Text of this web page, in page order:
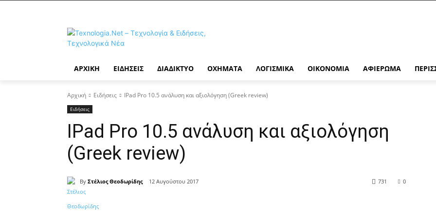
ΑΡΧΙΚΉ ΕΙΔΉΣΕΙΣ ΔΙΑΔΊΚΤΥΟ ΟΧΉΜΑΤΑ ΛΟΓΙΣΜΙΚΆ ΟΙΚΟΝΟΜΊΑ ΑΦΙΈΡΩΜΑ
Αρχική Ειδήσεις IPad Pro 10.5 ανάλυση και αξιολόγηση (Greek review)
Ειδήσεις
IPad Pro 10.5 ανάλυση και αξιολόγηση
(Greek review)
By Στέλιος Θεοδωρίδης 12 Αυγούστου 2017 0
731
Κοινοποίηση